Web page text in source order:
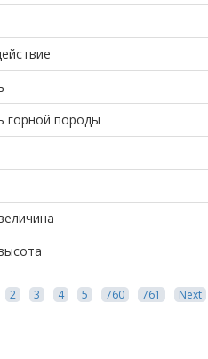
горной породы
2 3 4 5 760 761 Next